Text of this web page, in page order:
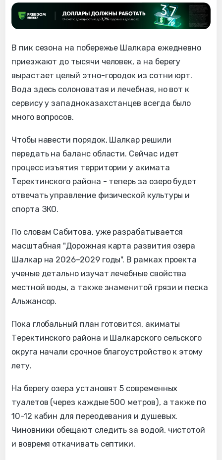
В пик сезона на побережье Шалкара ежедневно
приезжают до тысячи человек, а на берегу
вырастает целый этно-городок из сотни юрт.
Вода здесь солоноватая и лечебная, но вот к
сервису у западноказахстанцев всегда было
много вопросов.
Чтобы навести порядок, Шалкар решили
передать на баланс области. Сейчас идет
процесс изъятия территории у акимата
Теректинского района - теперь за озеро будет
отвечать управление физической культуры и
спорта ЗКО.
По словам Сабитова, уже разрабатывается
масштабная "Дорожная карта развития озера
Шалкар на 2026–2029 годы". В рамках проекта
ученые детально изучат лечебные свойства
местной воды, а также знаменитой грязи и песка
Альжансор.
Пока глобальный план готовится, акиматы
Теректинского района и Шалкарского сельского
округа начали срочное благоустройство к этому
лету.
На берегу озера установят 5 современных
туалетов (через каждые 500 метров), а также по
10-12 кабин для переодевания и душевых.
Чиновники обещают следить за водой, чистотой
и вовремя откачивать септики.